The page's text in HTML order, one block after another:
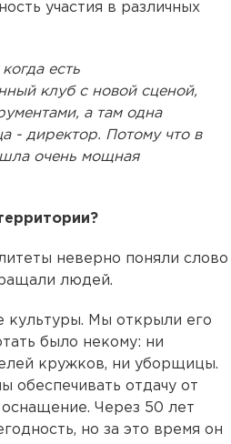
участия в различных
есть
клуб с новой сценой,
а там одна
- директор. Потому что в
очень мощная
неверно поняли слово
людей.
культуры. Мы открыли его
было некому: ни
кружков, ни уборщицы.
отдачу от
Через 50 лет
но за это время он